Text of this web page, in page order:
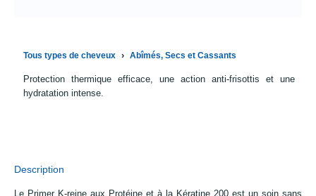
Tous types de cheveux › Abîmés, Secs et Cassants
Protection thermique efficace, une action anti-frisottis et une
hydratation intense.
Description
Le Primer K-reine aux Protéine et à la Kératine 200 est un soin sans